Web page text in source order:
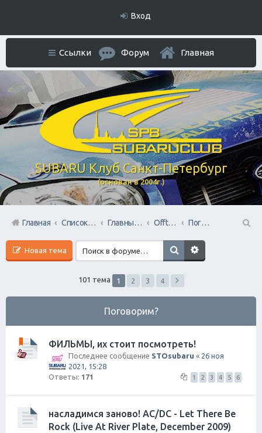
Вход
SUBARU Клуб Санкт-Петербург
(основан в 2004г.)
Ссылки Форум Главная
Главная Список форумов Главный раздел Offtop + Всяко-Разно
Поговорим?
Новая тема
101 тема 1 2 3 4
Поговорим?
ФИЛЬМЫ, их стоит посмотреть!
Последнее сообщение STOsubaru « 26 ноя
2021, 15:28
Ответы: 171 1 2 3 4 5 6
насладимся заново! AC/DC - Let There Be
Rock (Live At River Plate, December 2009)